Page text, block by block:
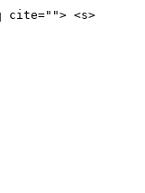
cite=""> <s>